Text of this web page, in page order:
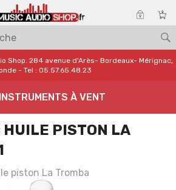
Shop. 284 avenue d'Arès- Bordeaux- Mérignac,
- Tel : 05.57.65.48.23
À VENT
HUILE PISTON LA
piston La Tromba